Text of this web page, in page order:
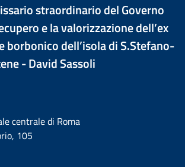
straordinario del Governo
e la valorizzazione dell’ex
borbonico dell’isola di S.Stefano-
- David Sassoli
centrale di Roma
105